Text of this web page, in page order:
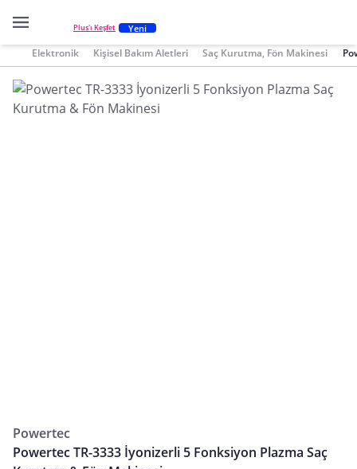
Plus'ı Keşfet Yeni
Elektronik Kişisel Bakım Aletleri Saç Kurutma, Fön Makinesi
Powertec
Powertec TR-3333 İyonizerli 5 Fonksiyon Plazma Saç